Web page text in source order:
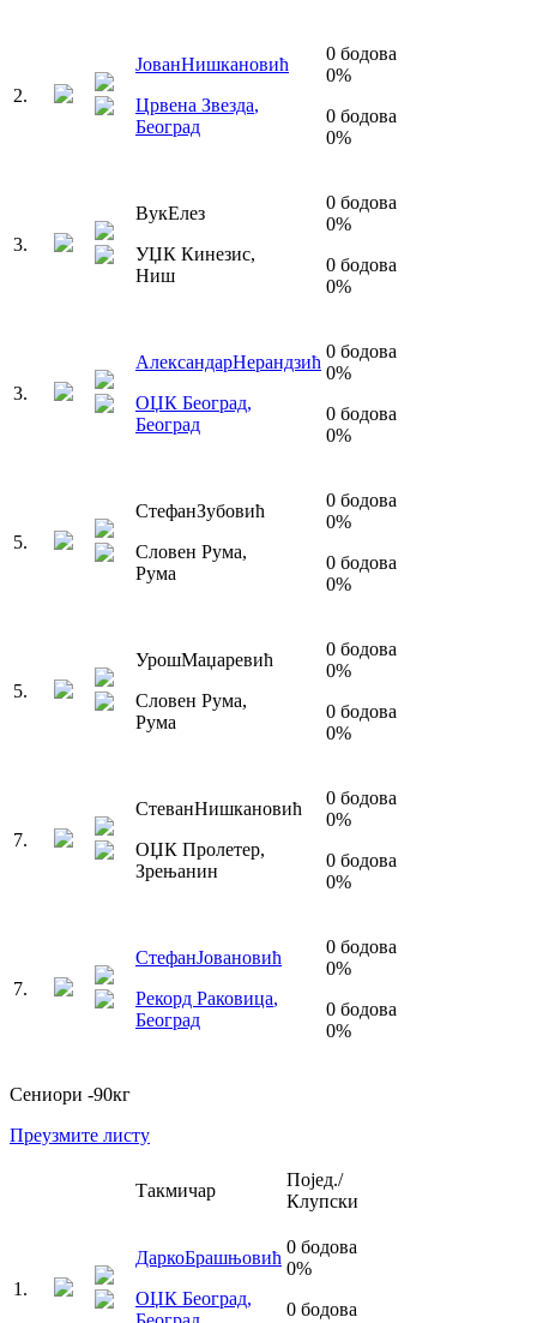
2.
ЈованНишкановић
Црвена Звезда,
Београд
0 бодова
0%
0 бодова
0%
3.
ВукЕлез
УЏК Кинезис,
Ниш
0 бодова
0%
0 бодова
0%
3.
АлександарНерандзић
ОЏК Београд,
Београд
0 бодова
0%
0 бодова
0%
5.
СтефанЗубовић
Словен Рума,
Рума
0 бодова
0%
0 бодова
0%
5.
УрошМаџаревић
Словен Рума,
Рума
0 бодова
0%
0 бодова
0%
7.
СтеванНишкановић
ОЏК Пролетер,
Зрењанин
0 бодова
0%
0 бодова
0%
7.
СтефанЈовановић
Рекорд Раковица,
Београд
0 бодова
0%
0 бодова
0%
Сениори -90кг
Преузмите листу
Такмичар
Појед./
Клупски
1 .
ДаркоБрашњовић
ОЏК Београд,
0 бодова
0%
0 бодова